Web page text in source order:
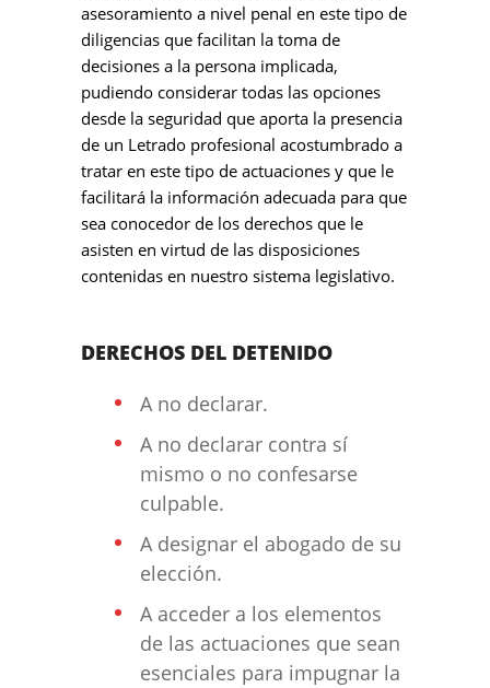
asesoramiento a nivel penal en este tipo de
diligencias que facilitan la toma de
decisiones a la persona implicada,
pudiendo considerar todas las opciones
desde la seguridad que aporta la presencia
de un Letrado profesional acostumbrado a
tratar en este tipo de actuaciones y que le
facilitará la información adecuada para que
sea conocedor de los derechos que le
asisten en virtud de las disposiciones
contenidas en nuestro sistema legislativo.
DERECHOS DEL DETENIDO
A no declarar.
A no declarar contra sí
mismo o no confesarse
culpable.
A designar el abogado de su
elección.
A acceder a los elementos
de las actuaciones que sean
esenciales para impugnar la